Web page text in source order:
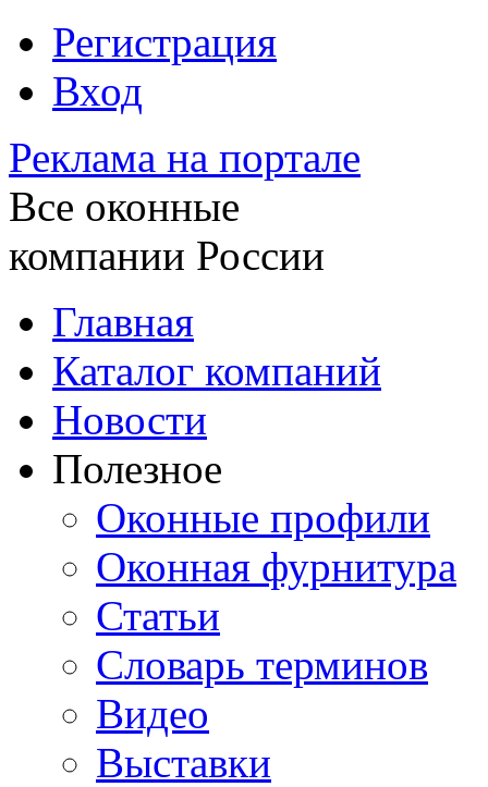
Регистрация
Вход
Реклама на портале
Все оконные
компании России
Главная
Каталог компаний
Новости
Полезное
Оконные профили
Оконная фурнитура
Статьи
Словарь терминов
Видео
Выставки